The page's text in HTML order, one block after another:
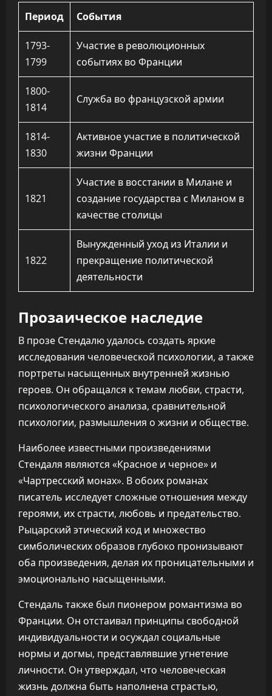
Период События
1793-
1799
Участие в революционных
событиях во Франции
1800-
1814
Служба во французской армии
1814-
1830
Активное участие в политической
жизни Франции
1821
Участие в восстании в Милане и
создание государства с Миланом в
качестве столицы
1822
Вынужденный уход из Италии и
прекращение политической
деятельности
Прозаическое наследие
В прозе Стендалю удалось создать яркие
исследования человеческой психологии, а также
портреты насыщенных внутренней жизнью
героев. Он обращался к темам любви, страсти,
психологического анализа, сравнительной
психологии, размышления о жизни и обществе.
Наиболее известными произведениями
Стендаля являются «Красное и черное» и
«Чартресский монах». В обоих романах
писатель исследует сложные отношения между
героями, их страсти, любовь и предательство.
Рыцарский этический код и множество
симболических образов глубоко пронизывают
оба произведения, делая их проницательными и
эмоционально насыщенными.
Стендаль также был пионером романтизма во
Франции. Он отстаивал принципы свободной
индивидуальности и осуждал социальные
нормы и догмы, представлявшие угнетение
личности. Он утверждал, что человеческая
жизнь должна быть наполнена страстью,